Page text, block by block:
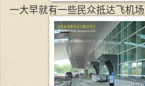
一大早就有一些民众抵达飞机